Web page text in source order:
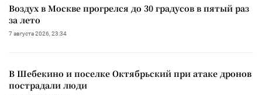
Воздух в Москве прогрелся до 30 градусов в пятый раз
за лето
7 августа 2026, 23:34
В Шебекино и поселке Октябрьский при атаке дронов
пострадали люди